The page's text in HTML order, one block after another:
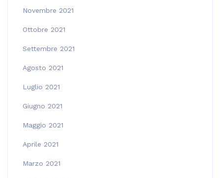
Novembre 2021
Ottobre 2021
Settembre 2021
Agosto 2021
Luglio 2021
Giugno 2021
Maggio 2021
Aprile 2021
Marzo 2021